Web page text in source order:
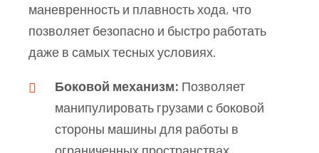
маневренность и плавность хода, что
позволяет безопасно и быстро работать
даже в самых тесных условиях.
Боковой механизм: Позволяет
манипулировать грузами с боковой
стороны машины для работы в
ограниченных пространствах.